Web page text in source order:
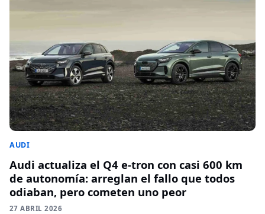
AUDI
Audi actualiza el Q4 e-tron con casi 600 km
de autonomía: arreglan el fallo que todos
odiaban, pero cometen uno peor
27 ABRIL 2026